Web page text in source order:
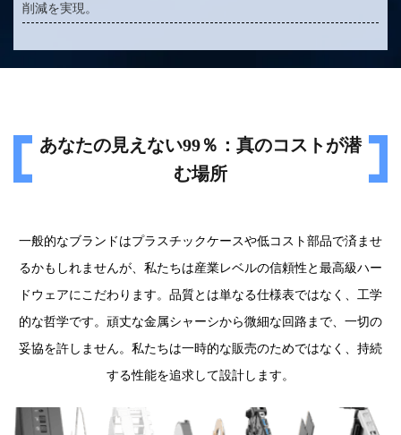
削減を実現。
あなたの見えない99％：真のコストが潜
む場所
一般的なブランドはプラスチックケースや低コスト部品で済ませ
るかもしれませんが、私たちは産業レベルの信頼性と最高級ハー
ドウェアにこだわります。品質とは単なる仕様表ではなく、工学
的な哲学です。頑丈な金属シャーシから微細な回路まで、一切の
妥協を許しません。私たちは一時的な販売のためではなく、持続
する性能を追求して設計します。